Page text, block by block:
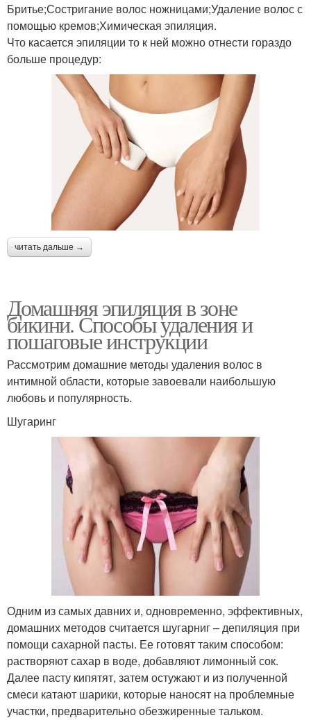
Бритье;Состригание волос ножницами;Удаление волос с
помощью кремов;Химическая эпиляция.
Что касается эпиляции то к ней можно отнести гораздо
больше процедур:
читать дальше →
Домашняя эпиляция в зоне
бикини. Способы удаления и
пошаговые инструкции
Рассмотрим домашние методы удаления волос в
интимной области, которые завоевали наибольшую
любовь и популярность.
Шугаринг
Одним из самых давних и, одновременно, эффективных,
домашних методов считается шугарниг – депиляция при
помощи сахарной пасты. Ее готовят таким способом:
растворяют сахар в воде, добавляют лимонный сок.
Далее пасту кипятят, затем остужают и из полученной
смеси катают шарики, которые наносят на проблемные
участки, предварительно обезжиренные тальком.